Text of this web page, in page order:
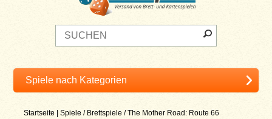
Startseite |Spiele / Brettspiele /The Mother Road: Route 66